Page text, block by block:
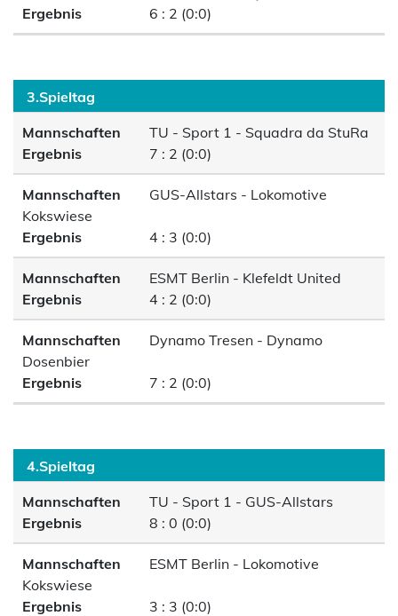
Ergebnis
6 : 2 (0:0)
3.Spieltag
Mannschaften
TU - Sport 1 - Squadra da StuRa
Ergebnis
7 : 2 (0:0)
Mannschaften
GUS-Allstars - Lokomotive
Kokswiese
Ergebnis
4 : 3 (0:0)
Mannschaften
ESMT Berlin - Klefeldt United
Ergebnis
4 : 2 (0:0)
Mannschaften
Dynamo Tresen - Dynamo
Dosenbier
Ergebnis
7 : 2 (0:0)
4.Spieltag
Mannschaften
TU - Sport 1 - GUS-Allstars
Ergebnis
8 : 0 (0:0)
Mannschaften
ESMT Berlin - Lokomotive
Kokswiese
Ergebnis
3 : 3 (0:0)